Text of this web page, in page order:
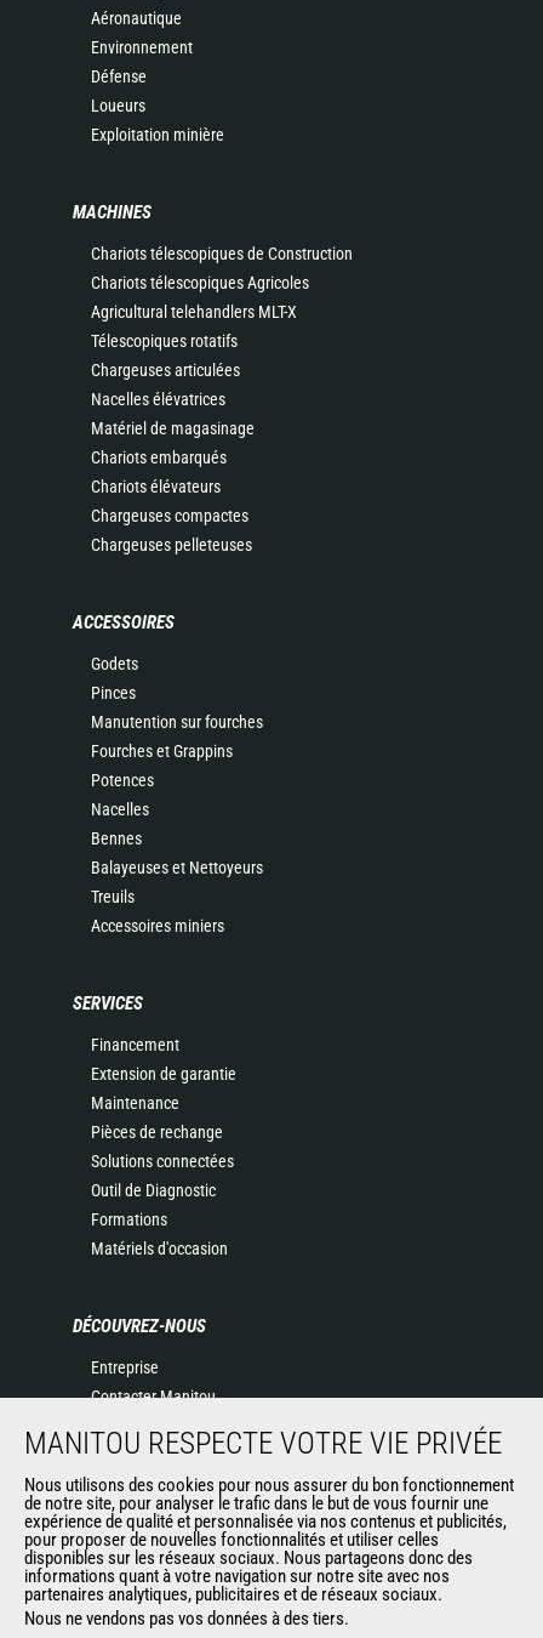
Aéronautique
Environnement
Défense
Loueurs
Exploitation minière
MACHINES
Chariots télescopiques de Construction
Chariots télescopiques Agricoles
Agricultural telehandlers MLT-X
Télescopiques rotatifs
Chargeuses articulées
Nacelles élévatrices
Matériel de magasinage
Chariots embarqués
Chariots élévateurs
Chargeuses compactes
Chargeuses pelleteuses
ACCESSOIRES
Godets
Pinces
Manutention sur fourches
Fourches et Grappins
Potences
Nacelles
Bennes
Balayeuses et Nettoyeurs
Treuils
Accessoires miniers
SERVICES
Financement
Extension de garantie
Maintenance
Pièces de rechange
Solutions connectées
Outil de Diagnostic
Formations
Matériels d'occasion
DÉCOUVREZ-NOUS
Entreprise
Contacter Manitou
Politique de protection des données
Evénements
Actualités
Historique
AUTRES SITES DU GROUPE
MANITOU RESPECTE VOTRE VIE PRIVÉE
Nous utilisons des cookies pour nous assurer du bon fonctionnement
de notre site, pour analyser le trafic dans le but de vous fournir une
expérience de qualité et personnalisée via nos contenus et publicités,
pour proposer de nouvelles fonctionnalités et utiliser celles
disponibles sur les réseaux sociaux. Nous partageons donc des
informations quant à votre navigation sur notre site avec nos
partenaires analytiques, publicitaires et de réseaux sociaux.
Nous ne vendons pas vos données à des tiers.